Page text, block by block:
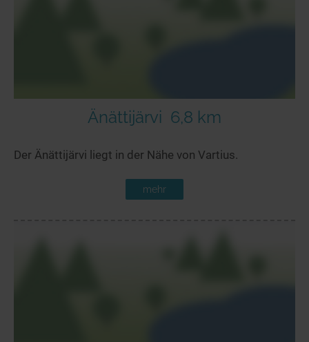
Änättijärvi 6,8 km
Der Änättijärvi liegt in der Nähe von Vartius.
mehr